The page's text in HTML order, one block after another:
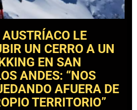
LE
UN CERRO A UN
EN SAN
ANDES: “NOS
AFUERA DE
TERRITORIO”